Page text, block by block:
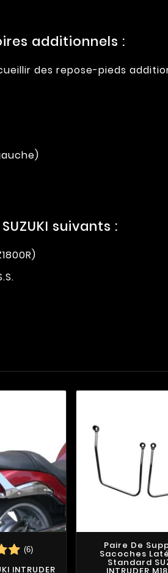
additionnels :
des repose-pieds
suivants :
(6)
INTRUDER
Paire De
Sacoches
Standard